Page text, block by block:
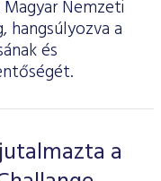
Nemzeti
hangsúlyozva a
és
a